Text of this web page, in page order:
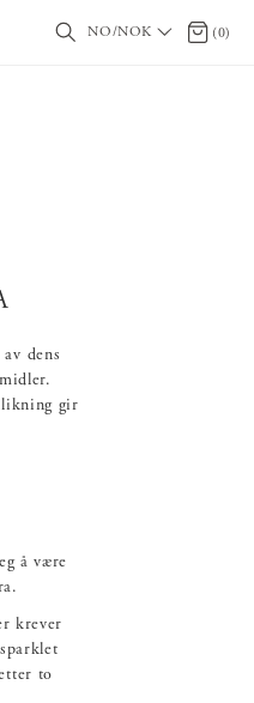
NO/NOK 0 (0)
dens
gir
å være
krever
to